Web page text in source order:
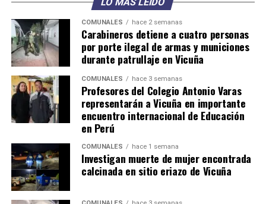
COMUNALES hace 2 semanas
Carabineros detiene a cuatro personas
por porte ilegal de armas y municiones
durante patrullaje en Vicuña
COMUNALES hace 3 semanas
Profesores del Colegio Antonio Varas
representarán a Vicuña en importante
encuentro internacional de Educación
en Perú
COMUNALES hace 1 semana
Investigan muerte de mujer encontrada
calcinada en sitio eriazo de Vicuña